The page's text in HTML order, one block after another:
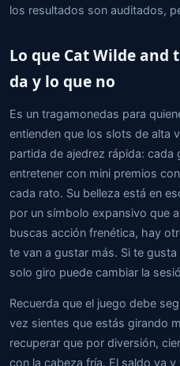
los resultados son auditados,
Lo que Cat Wilde and
da y lo que no
Es un tragamonedas para
entienden que los slots de alta
partida de ajedrez rápida: cada
entretener con mini premios
cada rato. Su belleza está en
por un símbolo expansivo que
buscas acción frenética, hay
te van a gustar más. Si te
solo giro puede cambiar la
Recuerda que el juego debe
vez sientes que estás girando
recuperar que por diversión,
con la cabeza fría. El saldo va